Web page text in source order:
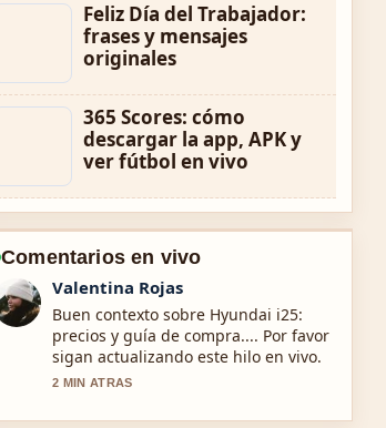
Feliz Día del Trabajador:
frases y mensajes
originales
365 Scores: cómo
descargar la app, APK y
ver fútbol en vivo
Comentarios en vivo
Andres Castillo
La cobertura de Convertidor de
videos de Facebook: descarga y... se
siente solida y muy facil de seguir.
4 MIN ATRAS